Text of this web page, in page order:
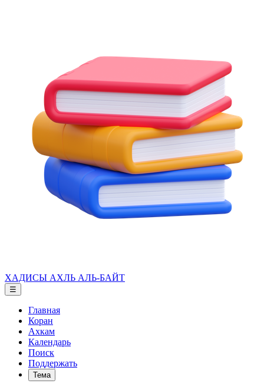
ХАДИСЫ АХЛЬ АЛЬ-БАЙТ
☰
Главная
Коран
Ахкам
Календарь
Поиск
Поддержать
Тема